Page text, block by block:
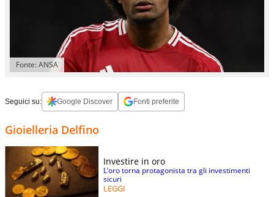
Fonte: ANSA
Seguici su: Google Discover Fonti preferite
Gioielleria Delfino
Investire in oro
L’oro torna protagonista tra gli investimenti
sicuri
LEGGI